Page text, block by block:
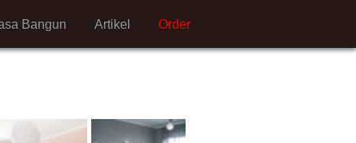
Order
Artikel
Bangun